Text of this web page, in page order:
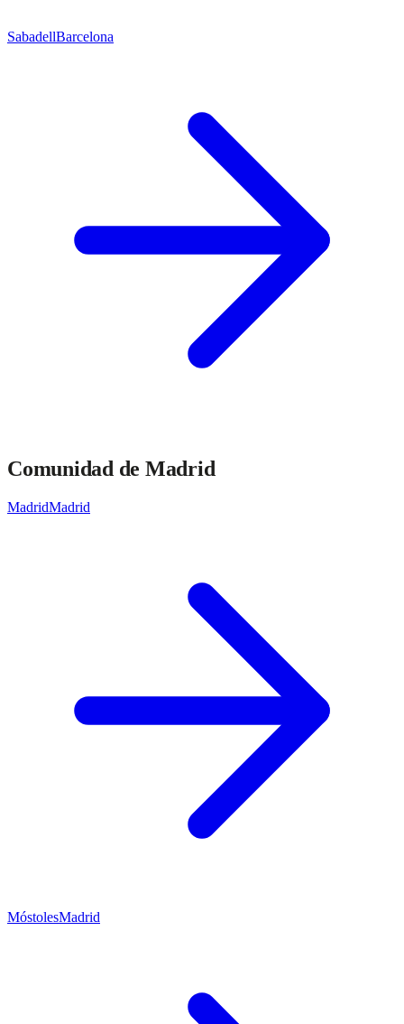
SabadellBarcelona
Comunidad de Madrid
MadridMadrid
MóstolesMadrid